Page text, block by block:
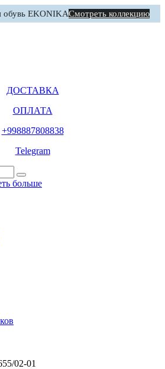
обувь EKONIKAСмотреть коллекцию
ДОСТАВКА
ОПЛАТА
+998887808838
Telegram
больше
02-01